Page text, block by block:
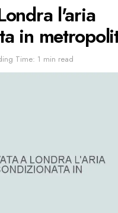
l'aria
in
Time: 1 min read